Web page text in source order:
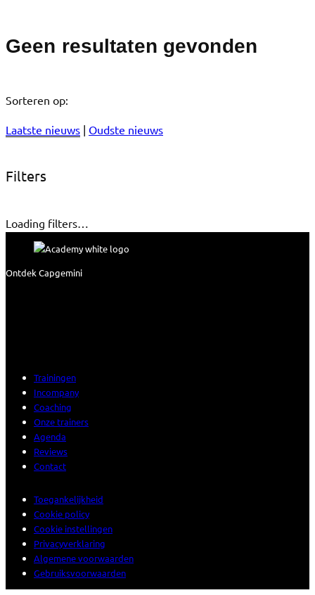
Geen resultaten gevonden
Sorteren op:
Laatste nieuws | Oudste nieuws
Filters
Loading filters…
Ontdek Capgemini
Trainingen
Incompany
Coaching
Onze trainers
Agenda
Reviews
Contact
Toegankelijkheid
Cookie policy
Cookie instellingen
Privacyverklaring
Algemene voorwaarden
Gebruiksvoorwaarden